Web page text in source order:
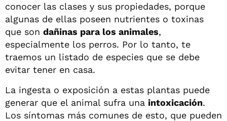
conocer las clases y sus propiedades, porque
algunas de ellas poseen nutrientes o toxinas
que son dañinas para los animales,
especialmente los perros. Por lo tanto, te
traemos un listado de especies que se debe
evitar tener en casa.
La ingesta o exposición a estas plantas puede
generar que el animal sufra una intoxicación.
Los síntomas más comunes de esto, que pueden